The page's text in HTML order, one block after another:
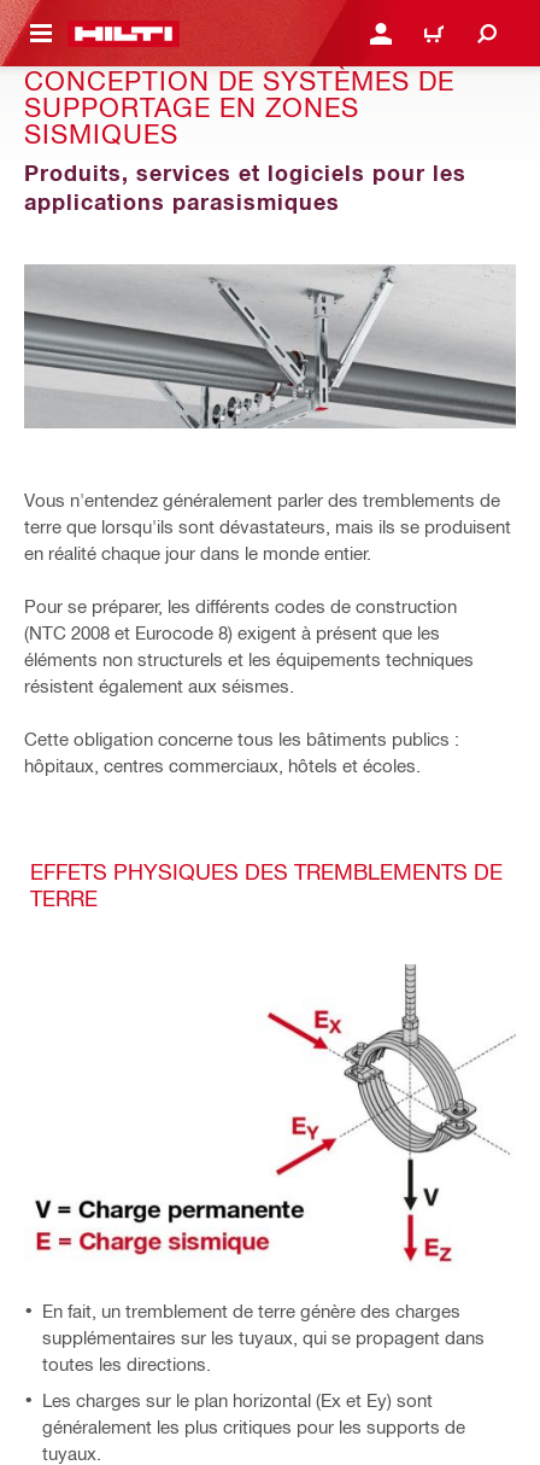
CONTENT CONNEXION OU
PANIER
CONCEPTION DE SYSTÈMES DE
SUPPORTAGE EN ZONES
SISMIQUES
Produits, services et logiciels pour les
applications parasismiques
Vous n'entendez généralement parler des tremblements de
terre que lorsqu'ils sont dévastateurs, mais ils se produisent
en réalité chaque jour dans le monde entier.
Pour se préparer, les différents codes de construction
(NTC 2008 et Eurocode 8) exigent à présent que les
éléments non structurels et les équipements techniques
résistent également aux séismes.
Cette obligation concerne tous les bâtiments publics :
hôpitaux, centres commerciaux, hôtels et écoles.
EFFETS PHYSIQUES DES TREMBLEMENTS DE
TERRE
En fait, un tremblement de terre génère des charges
supplémentaires sur les tuyaux, qui se propagent dans
toutes les directions.
Les charges sur le plan horizontal (Ex et Ey) sont
généralement les plus critiques pour les supports de
tuyaux.